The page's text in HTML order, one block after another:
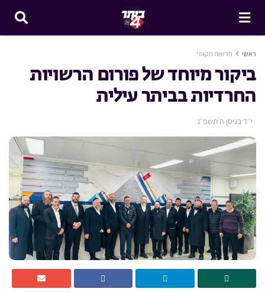
ראשי חדשות מקומי
ביקור מיוחד של פורום הרשויות
החרדיות בביתר עילית
י״ד בניסן ה׳תשפ״ג